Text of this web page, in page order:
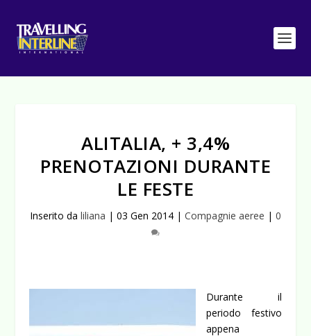
ALITALIA, + 3,4%
PRENOTAZIONI DURANTE
LE FESTE
Inserito da liliana | 03 Gen 2014 | Compagnie aeree | 0
Durante il
periodo festivo
appena